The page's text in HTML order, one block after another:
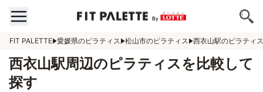
FIT PALETTE 愛媛県のピラティス 松山市のピラティス 西衣山駅のピラティス
西衣山駅周辺のピラティスを比較して
探す